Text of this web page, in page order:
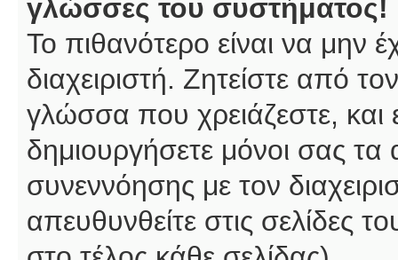
γλώσσες του συστήματος!
Το πιθανότερο είναι να μην
διαχειριστή. Ζητείστε από
γλώσσα που χρειάζεστε, και
δημιουργήσετε μόνοι σας
συνεννόησης με τον
απευθυνθείτε στις